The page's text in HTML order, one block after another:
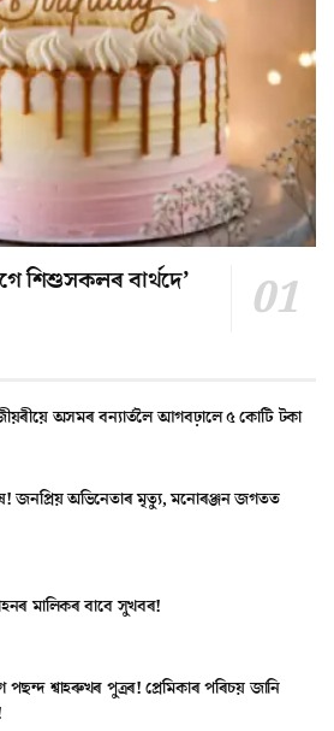
শিশুসকলৰ বাৰ্থদে’
অসমৰ বন্যাৰ্তলৈ আগবঢ়ালে ৫ কোটি টকা
জনপ্ৰিয় অভিনেতাৰ মৃত্যু, মনোৰঞ্জন জগতত
মালিকৰ বাবে সুখবৰ!
পছন্দ শ্বাহৰুখৰ পুত্ৰৰ! প্ৰেমিকাৰ পৰিচয় জানি